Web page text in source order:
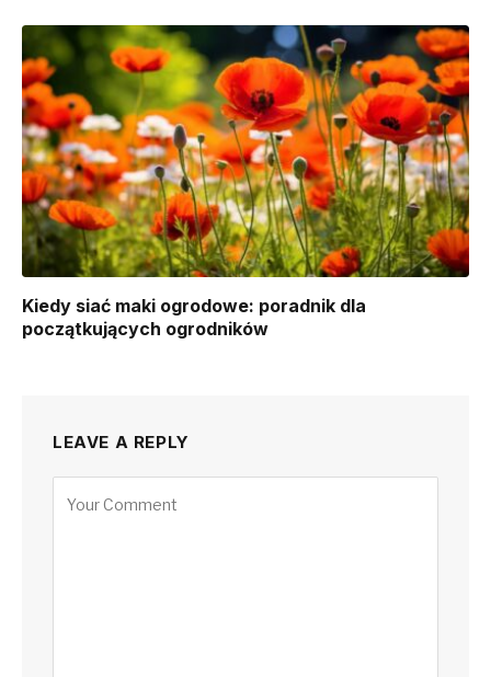
Kiedy siać maki ogrodowe: poradnik dla
początkujących ogrodników
LEAVE A REPLY